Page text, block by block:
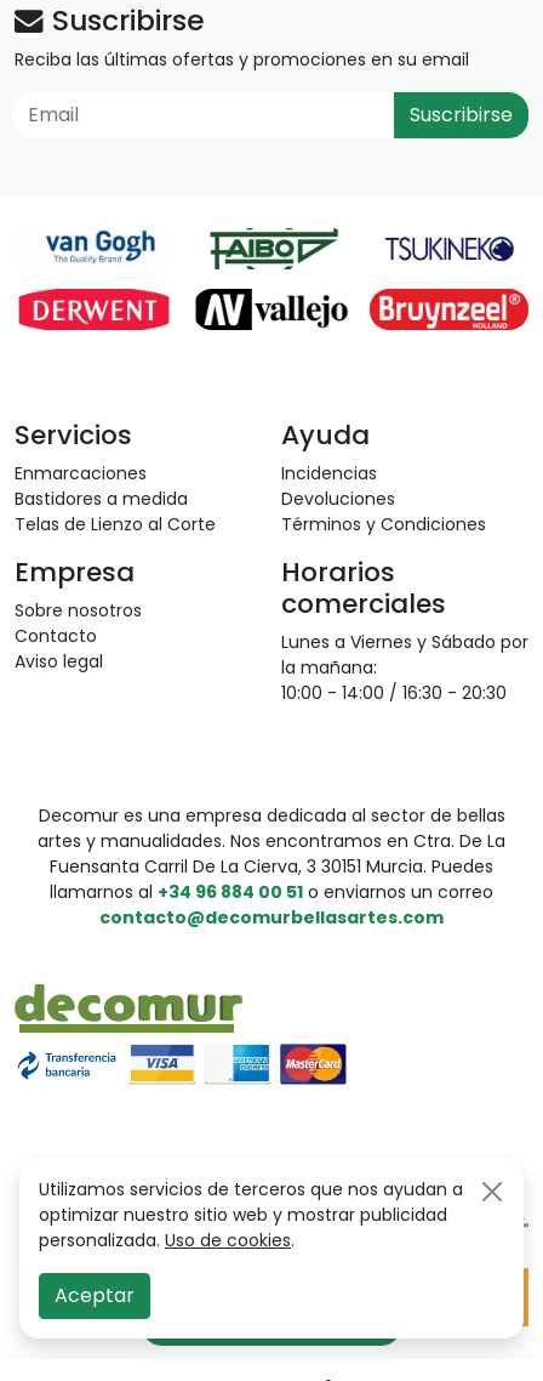
Suscribirse
Reciba las últimas ofertas y promociones en su email
Suscribirse
Servicios
Enmarcaciones
Bastidores a medida
Telas de Lienzo al Corte
Ayuda
Incidencias
Devoluciones
Términos y Condiciones
Empresa
Sobre nosotros
Contacto
Aviso legal
Horarios
comerciales
Lunes a Viernes y Sábado por
la mañana:
10:00 - 14:00 / 16:30 - 20:30
Decomur es una empresa dedicada al sector de bellas
artes y manualidades. Nos encontramos en Ctra. De La
Fuensanta Carril De La Cierva, 3 30151 Murcia. Puedes
llamarnos al +34 96 884 00 51 o enviarnos un correo
contacto@decomurbellasartes.com
Utilizamos servicios de terceros que nos ayudan a
optimizar nuestro sitio web y mostrar publicidad
personalizada. Uso de cookies.
Aceptar